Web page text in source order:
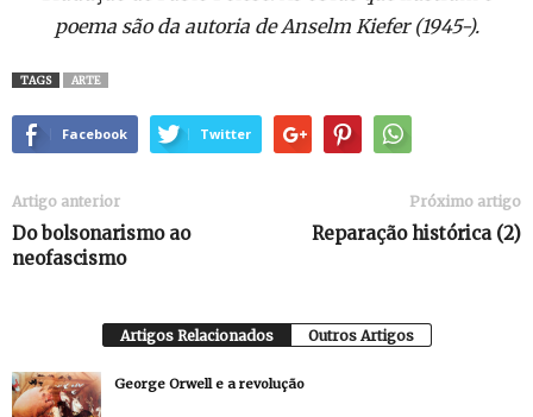
poema são da autoria de Anselm Kiefer (1945-).
TAGS ARTE
Facebook Twitter
Artigo anterior
Do bolsonarismo ao
neofascismo
Próximo artigo
Reparação histórica (2)
Artigos Relacionados Outros Artigos
George Orwell e a revolução